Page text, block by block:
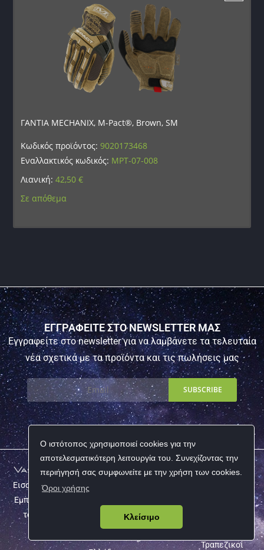
Ο ιστότοπος χρησιμοποιεί cookies για την
αποτελεσματικότερη λειτουργία του. Συνεχίζοντας την
περιήγησή σας συμφωνείτε με την χρήση των cookies.
Όροι χρήσης
Κλείσιμο
ΓΑΝΤΙΑ MECHANIX, M-Pact®, Brown, SM
Κωδικός προϊόντος:9020173468
Εναλλακτικός κωδικός: MPT-07-008
Λιανική:42,50€
Σε απόθεμα
ΕΓΓΡΑΦΕΙΤΕ ΣΤΟ NEWSLETTER ΜΑΣ
Εγγραφείτε στο newsletter για να λαμβάνετε τα τελευταία
νέα σχετικά με τα προϊόντα και τις πωλήσεις μας
Εισαγωγές –
Εμπόριο από
το 1954
νία
Βάκχου 1,
Τ.Κ. 54629,
Τραπεζικοί